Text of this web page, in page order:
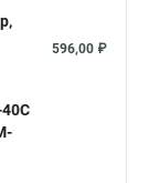
596,00 ₽